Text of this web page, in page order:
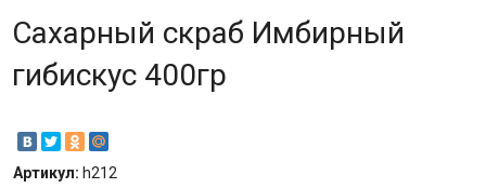
Сахарный скраб Имбирный
гибискус 400гр
Артикул: h212